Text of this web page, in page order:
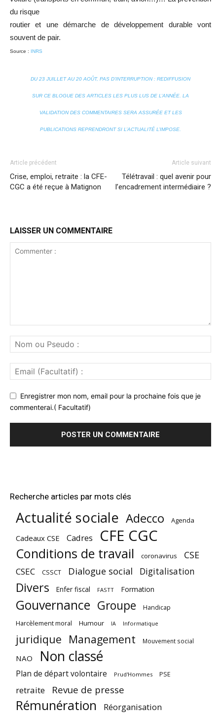
du risque
routier et une démarche de développement durable vont
souvent de pair.
Source : INRS
DU 23 JUILLET AU 20 AOÛT, PAS D’INTERRUPTION : REDIFFUSION
SUR CE BLOGUE DES ARTICLES LES PLUS LUS DE L’ANNÉE. LA
VALIDATION DES COMMENTAIRES SERA ASSURÉE ET LES
PUBLICATIONS REPRENDRONT SI L’ACTUALITÉ L’IMPOSE.
Article précédent
Crise, emploi, retraite : la CFE-
CGC a été reçue à Matignon
Article suivant
Télétravail : quel avenir pour
l’encadrement intermédiaire ?
LAISSER UN COMMENTAIRE
Enregistrer mon nom, email pour la prochaine fois que je
commenterai.( Facultatif)
Recherche articles par mots clés
Actualité sociale Adecco Agenda
Cadeaux CSE Cadres CFE CGC
Conditions de travail coronavirus CSE
CSEC CSSCT Dialogue social Digitalisation
Divers Enfer fiscal FASTT Formation
Gouvernance Groupe Handicap
Harcèlement moral Humour IA Informatique
juridique Management Mouvement social
NAO Non classé
Plan de départ volontaire Prud'Hommes PSE
retraite Revue de presse
Rémunération Réorganisation